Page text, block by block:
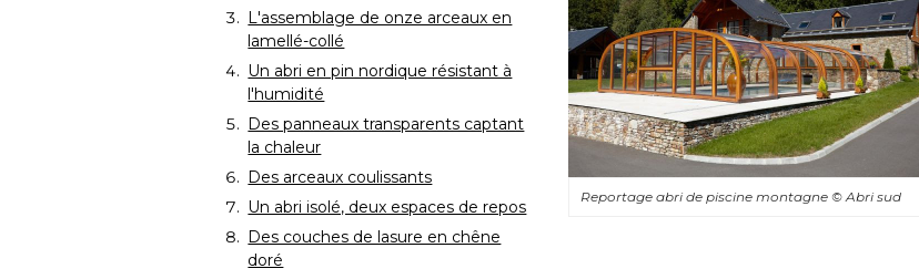
Reportage abri de piscine montagne © Abri sud
L'assemblage de onze arceaux en
lamellé-collé
Un abri en pin nordique résistant à
l'humidité
Des panneaux transparents captant
la chaleur
Des arceaux coulissants
Un abri isolé, deux espaces de repos
Des couches de lasure en chêne
doré